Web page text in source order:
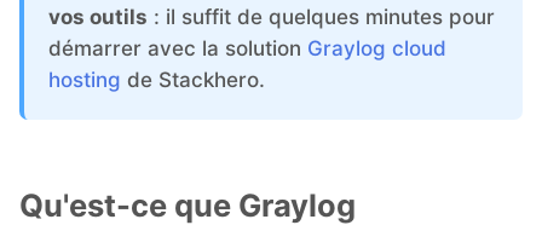
GitLab Runner
Grafana
vos outils : il suffit de quelques minutes pour
démarrer avec la solution Graylog cloud
hosting de Stackhero.
Qu'est-ce que Graylog